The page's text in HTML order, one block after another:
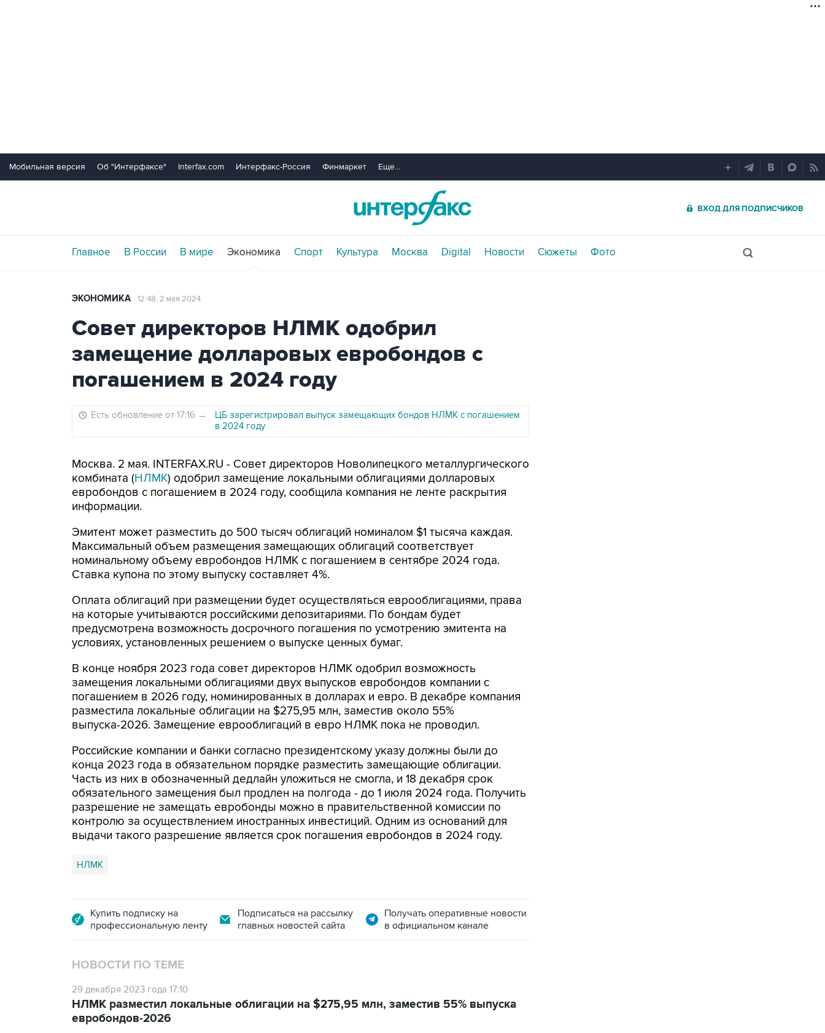
Мобильная версия Об "Интерфаксе" Interfax.com Интерфакс-Россия Финмаркет Еще...
ВХОД ДЛЯ ПОДПИСЧИКОВ
Главное В России В мире Экономика Спорт Культура Москва Digital Новости Сюжеты Фото
ЭКОНОМИКА 12:48, 2 мая 2024
Совет директоров НЛМК одобрил
замещение долларовых евробондов с
погашением в 2024 году
Есть обновление от 17:16 →
ЦБ зарегистрировал выпуск замещающих бондов НЛМК с погашением
в 2024 году
Москва. 2 мая. INTERFAX.RU - Совет директоров Новолипецкого металлургического
комбината (НЛМК) одобрил замещение локальными облигациями долларовых
евробондов с погашением в 2024 году, сообщила компания не ленте раскрытия
информации.
Эмитент может разместить до 500 тысяч облигаций номиналом $1 тысяча каждая.
Максимальный объем размещения замещающих облигаций соответствует
номинальному объему евробондов НЛМК с погашением в сентябре 2024 года.
Ставка купона по этому выпуску составляет 4%.
Оплата облигаций при размещении будет осуществляться еврооблигациями, права
на которые учитываются российскими депозитариями. По бондам будет
предусмотрена возможность досрочного погашения по усмотрению эмитента на
условиях, установленных решением о выпуске ценных бумаг.
В конце ноября 2023 года совет директоров НЛМК одобрил возможность
замещения локальными облигациями двух выпусков евробондов компании с
погашением в 2026 году, номинированных в долларах и евро. В декабре компания
разместила локальные облигации на $275,95 млн, заместив около 55%
выпуска-2026. Замещение еврооблигаций в евро НЛМК пока не проводил.
Российские компании и банки согласно президентскому указу должны были до
конца 2023 года в обязательном порядке разместить замещающие облигации.
Часть из них в обозначенный дедлайн уложиться не смогла, и 18 декабря срок
обязательного замещения был продлен на полгода - до 1 июля 2024 года. Получить
разрешение не замещать евробонды можно в правительственной комиссии по
контролю за осуществлением иностранных инвестиций. Одним из оснований для
выдачи такого разрешение является срок погашения евробондов в 2024 году.
НЛМК
Купить подписку на
профессиональную ленту
Подписаться на рассылку
главных новостей сайта
Получать оперативные новости
в официальном канале
НОВОСТИ ПО ТЕМЕ
29 декабря 2023 года 17:10
НЛМК разместил локальные облигации на $275,95 млн, заместив 55% выпуска
евробондов-2026